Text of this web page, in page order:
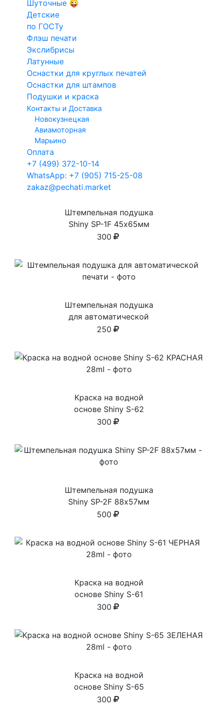
Шуточные 😜
Детские
по ГОСТу
Флэш печати
Экслибрисы
Латунные
Оснастки для круглых печатей
Оснастки для штампов
Подушки и краска
Контакты и Доставка
Новокузнецкая
Авиамоторная
Марьино
Оплата
+7 (499) 372-10-14
WhatsApp: +7 (905) 715-25-08
zakaz@pechati.market
Факсимиле
Для такси
Кадастровый
инженер
Арб.
управляющий
С этим товаром приобретают:
Краска на водной
основе Shiny S-63
Штемпельная подушка
Shiny SP-1F 45х65мм
300
Штемпельная подушка
для автоматической
печати
250
Краска на водной
основе Shiny S-62
КРАСНАЯ 28ml
300
Штемпельная подушка
Shiny SP-2F 88х57мм
500
Краска на водной
основе Shiny S-61
ЧЕРНАЯ 28ml
300
Краска на водной
основе Shiny S-65
ЗЕЛЕНАЯ 28ml
300